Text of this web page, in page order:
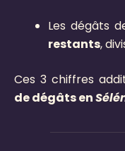
Les dégâts
restants,
Ces 3 chiffres
de dégâts en